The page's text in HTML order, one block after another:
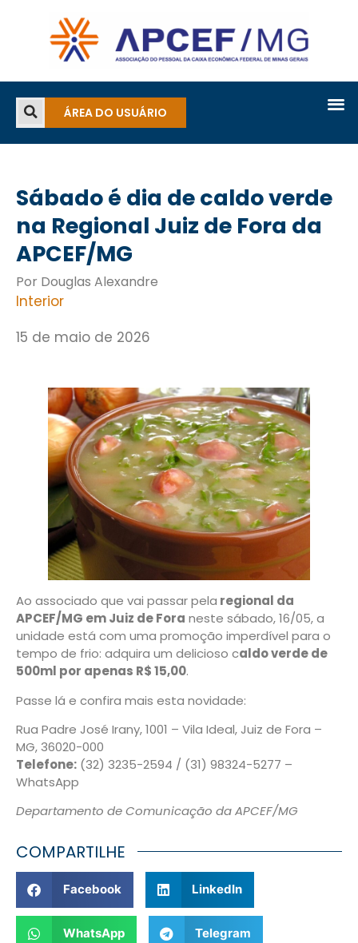
ÁREA DO USUÁRIO
Sábado é dia de caldo verde
na Regional Juiz de Fora da
APCEF/MG
Por Douglas Alexandre
Interior
15 de maio de 2026
Ao associado que vai passar pela regional da
APCEF/MG em Juiz de Fora neste sábado, 16/05, a
unidade está com uma promoção imperdível para o
tempo de frio: adquira um delicioso caldo verde de
500ml por apenas R$ 15,00.
Passe lá e confira mais esta novidade:
Rua Padre José Irany, 1001 – Vila Ideal, Juiz de Fora –
MG, 36020-000
Telefone: (32) 3235-2594 / (31) 98324-5277 –
WhatsApp
Departamento de Comunicação da APCEF/MG
COMPARTILHE
Facebook LinkedIn
WhatsApp Telegram